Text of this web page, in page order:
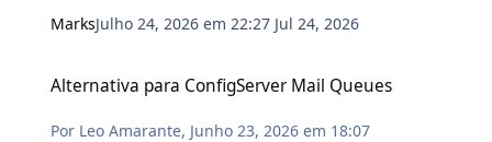
MarksJulho 24, 2026 em 22:27 Jul 24, 2026
Alternativa para ConfigServer Mail Queues
Por Leo Amarante, Junho 23, 2026 em 18:07